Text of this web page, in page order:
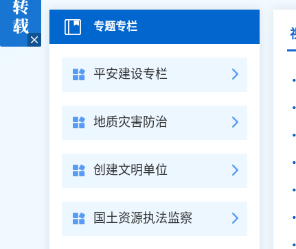
专题专栏
平安建设专栏
地质灾害防治
创建文明单位
国土资源执法监察